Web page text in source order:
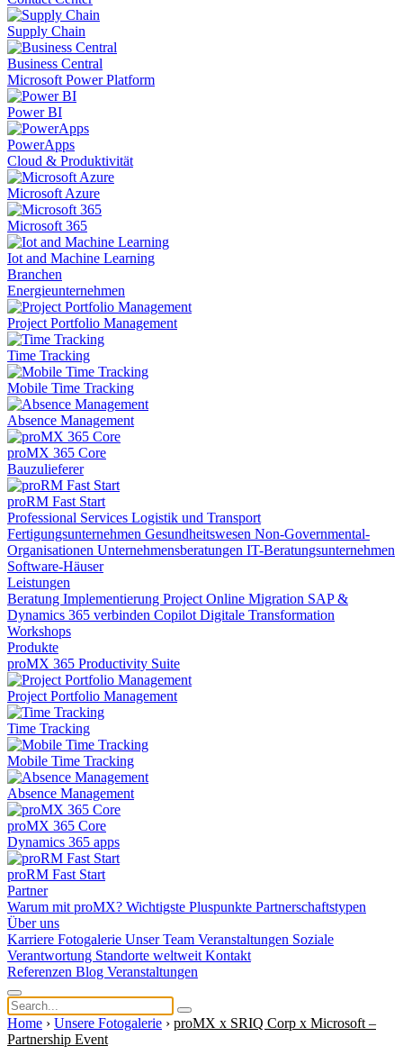
Supply Chain
Business Central
Microsoft Power Platform
Power BI
PowerApps
Cloud & Produktivität
Microsoft Azure
Microsoft 365
Iot and Machine Learning
Branchen
Energieunternehmen
Project Portfolio Management
Time Tracking
Mobile Time Tracking
Absence Management
proMX 365 Core
Bauzulieferer
proRM Fast Start
Professional Services Logistik und Transport
Fertigungsunternehmen Gesundheitswesen Non-Governmental-
Organisationen Unternehmensberatungen IT-Beratungsunternehmen
Software-Häuser
Leistungen
Beratung Implementierung Project Online Migration SAP &
Dynamics 365 verbinden Copilot Digitale Transformation
Workshops
Produkte
proMX 365 Productivity Suite
Project Portfolio Management
Time Tracking
Mobile Time Tracking
Absence Management
proMX 365 Core
Dynamics 365 apps
proRM Fast Start
Partner
Warum mit proMX? Wichtigste Pluspunkte Partnerschaftstypen
Über uns
Karriere Fotogalerie Unser Team Veranstaltungen Soziale
Verantwortung Standorte weltweit Kontakt
Referenzen Blog Veranstaltungen
Home › Unsere Fotogalerie › proMX x SRIQ Corp x Microsoft –
Partnership Event